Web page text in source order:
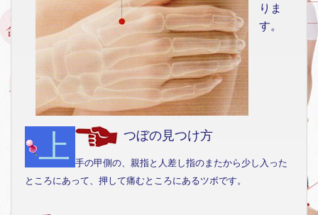
上
りま
す。
つぼの見つけ方
手の甲側の、親指と人差し指のまたから少し入った
ところにあって、押して痛むところにあるツボです。